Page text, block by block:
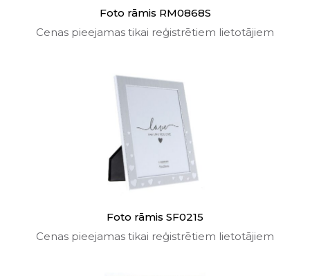
Foto rāmis RM0868S
Cenas pieejamas tikai reģistrētiem lietotājiem
Foto rāmis SF0215
Cenas pieejamas tikai reģistrētiem lietotājiem